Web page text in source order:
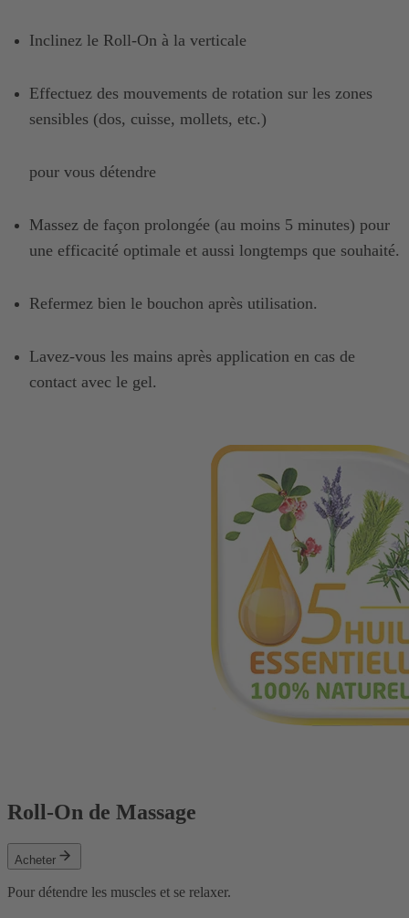
Inclinez le Roll-On à la verticale
Effectuez des mouvements de rotation sur les zones
sensibles (dos, cuisse, mollets, etc.)
pour vous détendre
Massez de façon prolongée (au moins 5 minutes) pour
une efficacité optimale et aussi longtemps que souhaité.
Refermez bien le bouchon après utilisation.
Lavez-vous les mains après application en cas de
contact avec le gel.
Roll-On de Massage
Acheter
Pour détendre les muscles et se relaxer.